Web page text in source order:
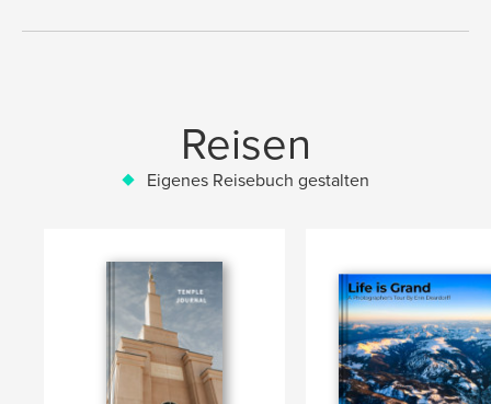
Reisen
Eigenes Reisebuch gestalten